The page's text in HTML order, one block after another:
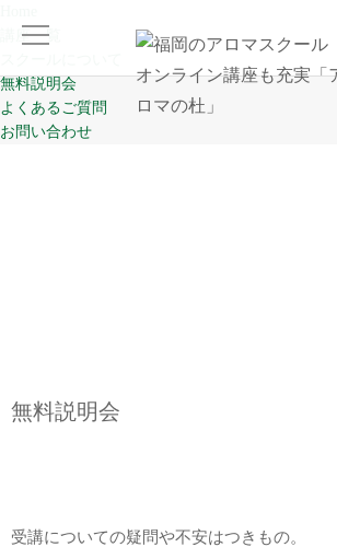
講座一覧
無料説明会
よくあるご質問
お問い合わせ
Home
無料説明会
受講についての疑問や不安はつきもの。